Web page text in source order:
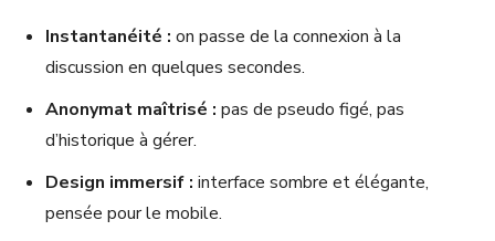
Instantanéité : on passe de la connexion à la
discussion en quelques secondes.
Anonymat maîtrisé : pas de pseudo figé, pas
d’historique à gérer.
Design immersif : interface sombre et élégante,
pensée pour le mobile.